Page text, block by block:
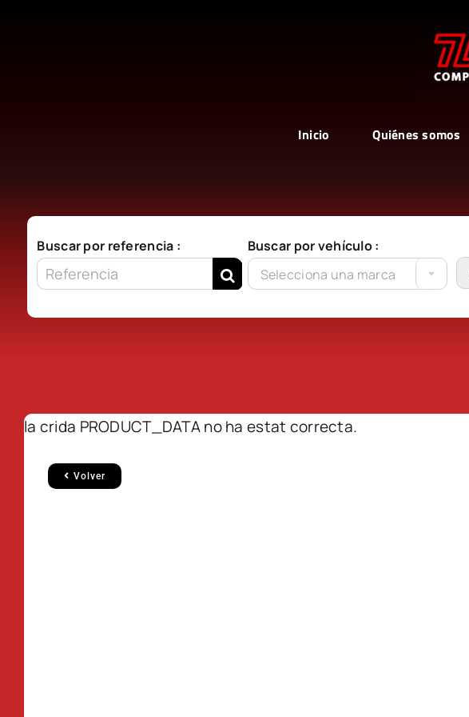
Inicio Quiénes somos
Buscar por referencia :
Buscar por vehículo :
Selecciona una marca
la crida PRODUCT_DATA no ha estat correcta.
Volver